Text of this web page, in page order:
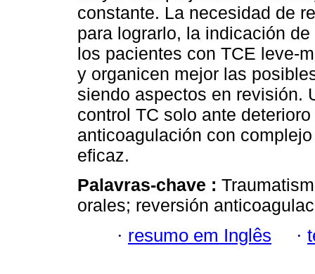
constante. La necesidad de
para lograrlo, la indicación
los pacientes con TCE leve-
y organicen mejor las
siendo aspectos en revisión.
control TC solo ante
anticoagulación con
eficaz.
Palavras-chave :
orales; reversión
· resumo em Inglês ·